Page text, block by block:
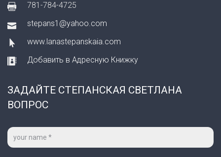
781-784-4725
stepans1@yahoo.com
www.lanastepanskaia.com
Добавить в Адресную Книжку
ЗАДАЙТЕ СТЕПАНСКАЯ СВЕТЛАНА
ВОПРОС
Ваше
имя